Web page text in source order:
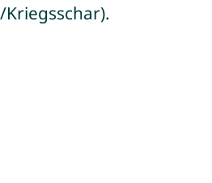
Kriegsschar).